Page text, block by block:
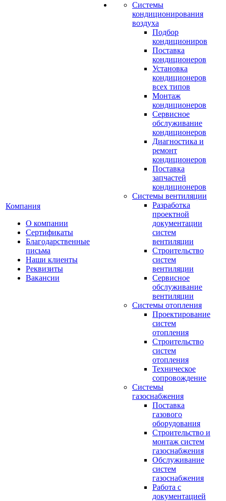
Компания
О компании
Сертификаты
Благодарственные
письма
Наши клиенты
Реквизиты
Вакансии
Системы
кондиционирования
воздуха
Подбор
кондициониров
Поставка
кондиционеров
Установка
кондиционеров
всех типов
Монтаж
кондиционеров
Сервисное
обслуживание
кондиционеров
Диагностика и
ремонт
кондиционеров
Поставка
запчастей
кондиционеров
Системы вентиляции
Разработка
проектной
документации
систем
вентиляции
Строительство
систем
вентиляции
Сервисное
обслуживание
вентиляции
Системы отопления
Проектирование
систем
отопления
Строительство
систем
отопления
Техническое
сопровождение
Системы
газоснабжения
Поставка
газового
оборудования
Строительство и
монтаж систем
газоснабжения
Обслуживание
систем
газоснабжения
Работа с
документацией